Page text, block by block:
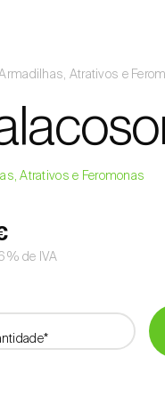
Atrativos e
Atrativos e Feromonas
de IVA